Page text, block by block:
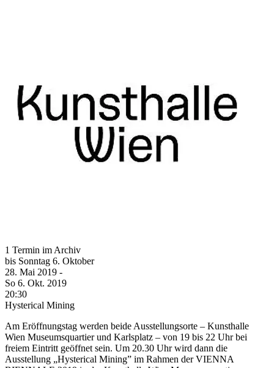
1 Termin im Archiv
bis Sonntag 6. Oktober
28. Mai 2019 -
So 6. Okt. 2019
20:30
Hysterical Mining
Am Eröffnungstag werden beide Ausstellungsorte – Kunsthalle
Wien Museumsquartier und Karlsplatz – von 19 bis 22 Uhr bei
freiem Eintritt geöffnet sein. Um 20.30 Uhr wird dann die
Ausstellung „Hysterical Mining” im Rahmen der VIENNA